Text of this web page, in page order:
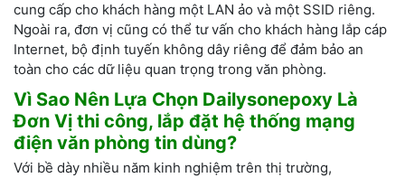
cung cấp cho khách hàng một LAN ảo và một SSID riêng.
Ngoài ra, đơn vị cũng có thể tư vấn cho khách hàng lắp cáp
Internet, bộ định tuyến không dây riêng để đảm bảo an
toàn cho các dữ liệu quan trọng trong văn phòng.
Vì Sao Nên Lựa Chọn Dailysonepoxy Là
Đơn Vị thi công, lắp đặt hệ thống mạng
điện văn phòng tin dùng?
Với bề dày nhiều năm kinh nghiệm trên thị trường,